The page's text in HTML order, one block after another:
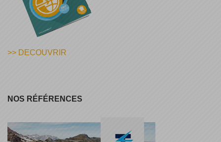
>> DECOUVRIR
NOS RÉFÉRENCES